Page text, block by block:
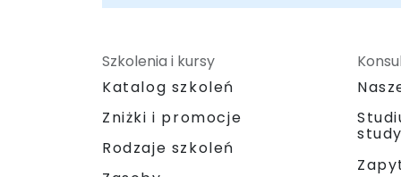
Szkolenia i kursy
Katalog szkoleń
Zniżki i promocje
Rodzaje szkoleń